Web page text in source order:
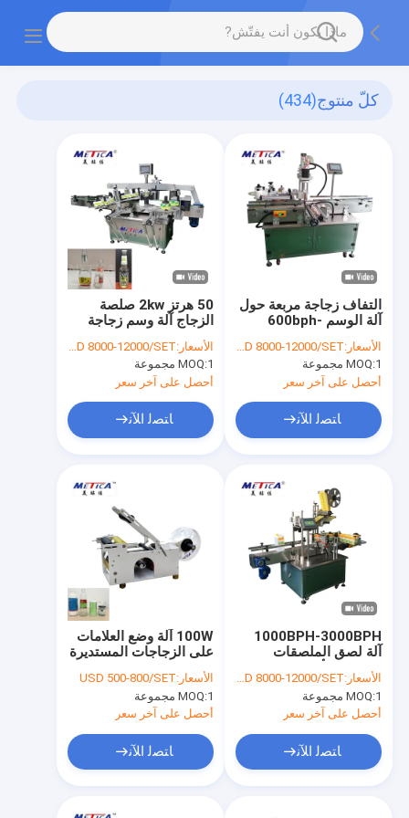
كلّ منتوج(434)
50 هرتز 2kw صلصة
الزجاج آلة وسم زجاجة
1500bph -3000bph
الأسعار:USD 8000-12000/SET
MOQ:1 مجموعة
أحصل على آخر سعر
ﺎﺘﺼﻟ ﺍﻶﻧ
التفاف زجاجة مربعة حول
آلة الوسم 600bph-
1500bph شهادة CE
الأسعار:USD 8000-12000/SET
MOQ:1 مجموعة
أحصل على آخر سعر
ﺎﺘﺼﻟ ﺍﻶﻧ
100W آلة وضع العلامات
على الزجاجات المستديرة
اليدوية مع دقة وضع
العلامات 1 مم
الأسعار:USD 500-800/SET
MOQ:1 مجموعة
أحصل على آخر سعر
ﺎﺘﺼﻟ ﺍﻶﻧ
1000BPH-3000BPH
آلة لصق الملصقات
اللاصقة للأعلى والجانب
الأسعار:USD 8000-12000/SET
MOQ:1 مجموعة
أحصل على آخر سعر
ﺎﺘﺼﻟ ﺍﻶﻧ